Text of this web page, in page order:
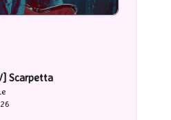
Scarpetta